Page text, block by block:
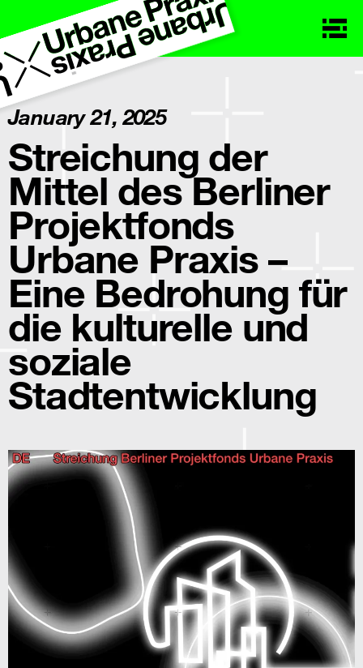
January 21, 2025
Streichung der
Mittel des Berliner
Projektfonds
Urbane Praxis –
Eine Bedrohung für
die kulturelle und
soziale
Stadtentwicklung